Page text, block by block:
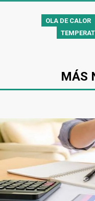
OLA DE CALOR
MÁS